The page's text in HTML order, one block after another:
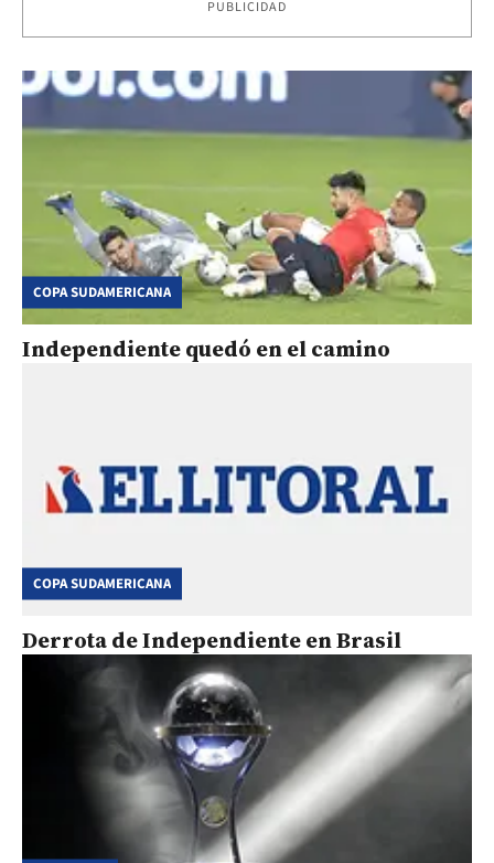
PUBLICIDAD
COPA SUDAMERICANA
Independiente quedó en el camino
COPA SUDAMERICANA
Derrota de Independiente en Brasil